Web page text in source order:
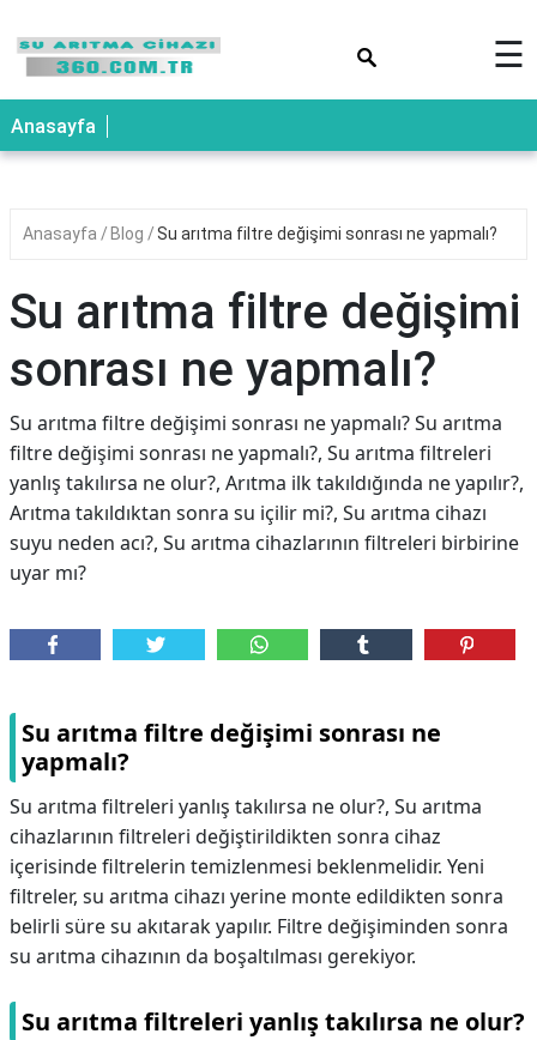
☰
Anasayfa
Anasayfa Blog Su arıtma filtre değişimi sonrası ne yapmalı?
Su arıtma filtre değişimi
sonrası ne yapmalı?
Su arıtma filtre değişimi sonrası ne yapmalı? Su arıtma
filtre değişimi sonrası ne yapmalı?, Su arıtma filtreleri
yanlış takılırsa ne olur?, Arıtma ilk takıldığında ne yapılır?,
Arıtma takıldıktan sonra su içilir mi?, Su arıtma cihazı
suyu neden acı?, Su arıtma cihazlarının filtreleri birbirine
uyar mı?
Su arıtma filtre değişimi sonrası ne
yapmalı?
Su arıtma filtreleri yanlış takılırsa ne olur?, Su arıtma
cihazlarının filtreleri değiştirildikten sonra cihaz
içerisinde filtrelerin temizlenmesi beklenmelidir. Yeni
filtreler, su arıtma cihazı yerine monte edildikten sonra
belirli süre su akıtarak yapılır. Filtre değişiminden sonra
su arıtma cihazının da boşaltılması gerekiyor.
Su arıtma filtreleri yanlış takılırsa ne olur?